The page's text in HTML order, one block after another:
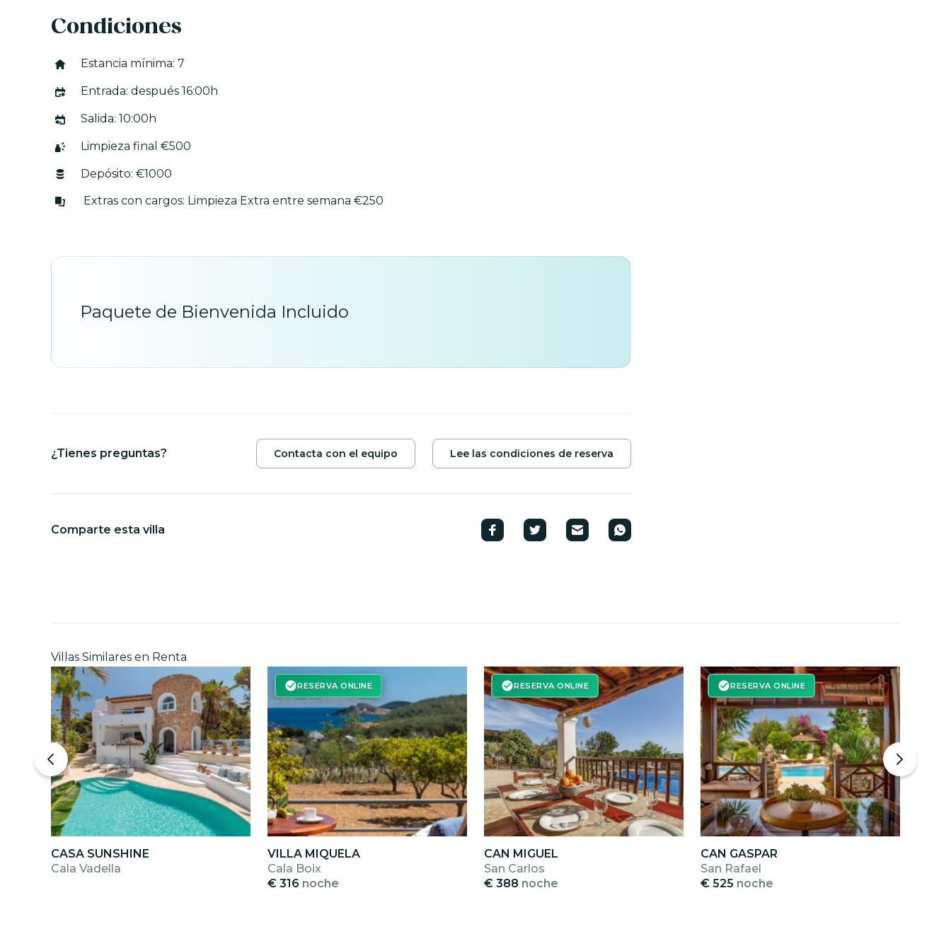
playas con las mejores puestas de sol – en su totalidad está rodeada de amplias terrazas con muebles
jardín, muy tranquila y espectaculares vistas del mar. Tiene TV SAT , equipo de música, microondas,
supermercado más cercano está a 250 metros (Es Cuco) donde se puede encontrar de todo y al que
se puede ir caminando.
Condiciones
Estancia mínima: 7
Entrada: después 16:00h
Salida: 10:00h
Limpieza final €500
Depósito: €1000
Extras con cargos: Limpieza Extra entre semana €250
Paquete de Bienvenida Incluido
¿Tienes preguntas? Contacta con el equipo Lee las condiciones de reserva
Comparte esta villa
Villas Similares en Renta
CASA SUNSHINE
Cala Vadella
RESERVA ONLINE
VILLA MIQUELA
Cala Boix
€ 316 noche
RESERVA ONLINE
CAN MIGUEL
San Carlos
€ 388 noche
RESERVA ONLINE
CAN GASPAR
San Rafael
€ 525 noche